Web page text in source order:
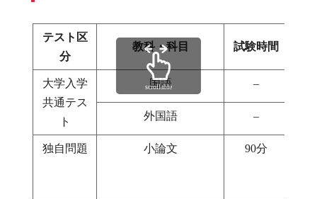
テスト区
分
教科・科目 試験時間
大学入学
共通テス
ト
国語 –
外国語 –
独自問題 小論文 90分
scrollable